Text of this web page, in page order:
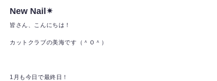
New Nail✴︎
皆さん、こんにちは！
カットクラブの美海です（＾Ｏ＾）
1月も今日で最終日！